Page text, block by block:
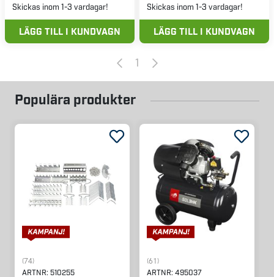
Skickas inom 1-3 vardagar!
LÄGG TILL I KUNDVAGN
Skickas inom 1-3 vardagar!
LÄGG TILL I KUNDVAGN
1
Populära produkter
(74)
ARTNR: 510255
(61)
ARTNR: 495037